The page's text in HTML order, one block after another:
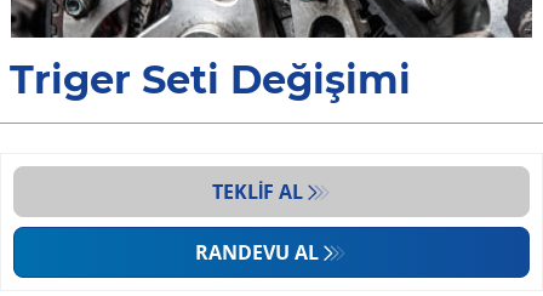
Triger Seti Değişimi
TEKLIF AL
RANDEVU AL